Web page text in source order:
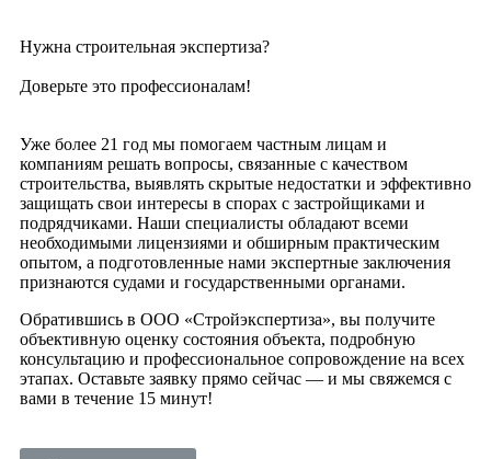
Нужна строительная экспертиза?
Доверьте это профессионалам!
Уже более 21 год мы помогаем частным лицам и
компаниям решать вопросы, связанные с качеством
строительства, выявлять скрытые недостатки и эффективно
защищать свои интересы в спорах с застройщиками и
подрядчиками. Наши специалисты обладают всеми
необходимыми лицензиями и обширным практическим
опытом, а подготовленные нами экспертные заключения
признаются судами и государственными органами.
Обратившись в ООО «Стройэкспертиза», вы получите
объективную оценку состояния объекта, подробную
консультацию и профессиональное сопровождение на всех
этапах. Оставьте заявку прямо сейчас — и мы свяжемся с
вами в течение 15 минут!